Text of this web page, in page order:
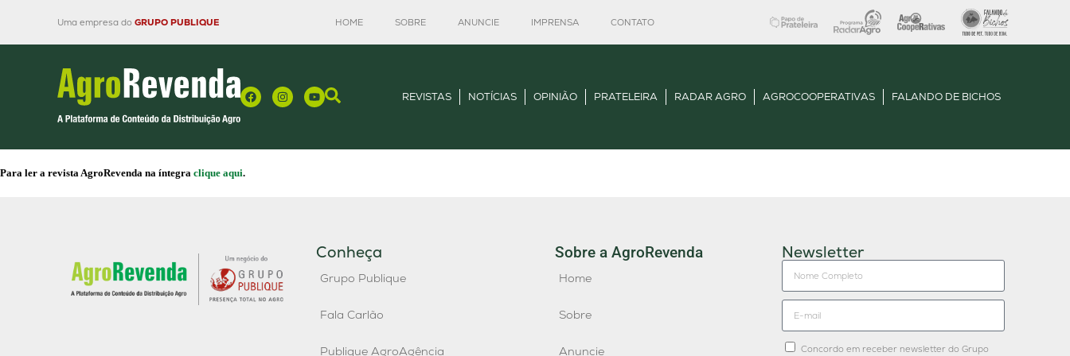
Uma empresa do GRUPO PUBLIQUE HOME SOBRE ANUNCIE IMPRENSA CONTATO
REVISTAS NOTÍCIAS OPINIÃO PRATELEIRA RADAR AGRO AGROCOOPERATIVAS FALANDO DE BICHOS
Para ler a revista AgroRevenda na íntegra clique aqui.
Conheça
Grupo Publique
Fala Carlão
Publique AgroAgência
Sobre a AgroRevenda
Home
Sobre
Anuncie
Newsletter
Concordo em receber newsletter do Grupo